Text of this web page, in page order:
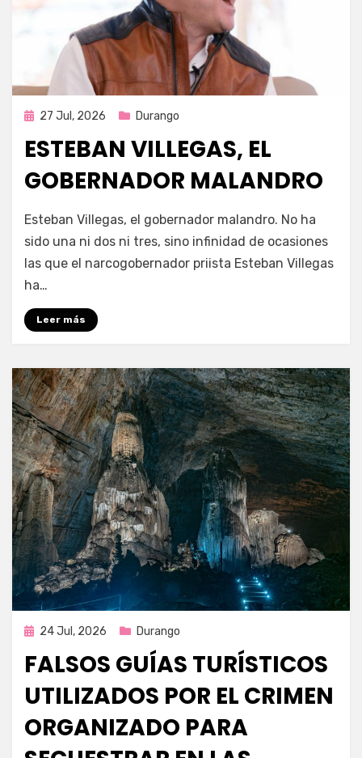
Publicada
27 Jul, 2026 Durango
ESTEBAN VILLEGAS, EL
GOBERNADOR MALANDRO
por Fernando Miranda Servín
Esteban Villegas, el gobernador malandro. No ha
sido una ni dos ni tres, sino infinidad de ocasiones
las que el narcogobernador priista Esteban Villegas
ha…
Leer más
Publicada
24 Jul, 2026 Durango
FALSOS GUÍAS TURÍSTICOS
UTILIZADOS POR EL CRIMEN
ORGANIZADO PARA